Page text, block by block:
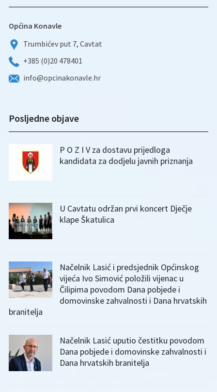
Općina Konavle
Trumbićev put 7, Cavtat
+385 (0)20 478401
info@opcinakonavle.hr
Posljedne objave
P O Z I V za dostavu prijedloga
kandidata za dodjelu javnih priznanja
U Cavtatu održan prvi koncert Dječje
klape Škatulica
Načelnik Lasić i predsjednik Općinskog
vijeća Ivo Simović položili vijenac u
Čilipima povodom Dana pobjede i
domovinske zahvalnosti i Dana hrvatskih
branitelja
Načelnik Lasić uputio čestitku povodom
Dana pobjede i domovinske zahvalnosti i
Dana hrvatskih branitelja